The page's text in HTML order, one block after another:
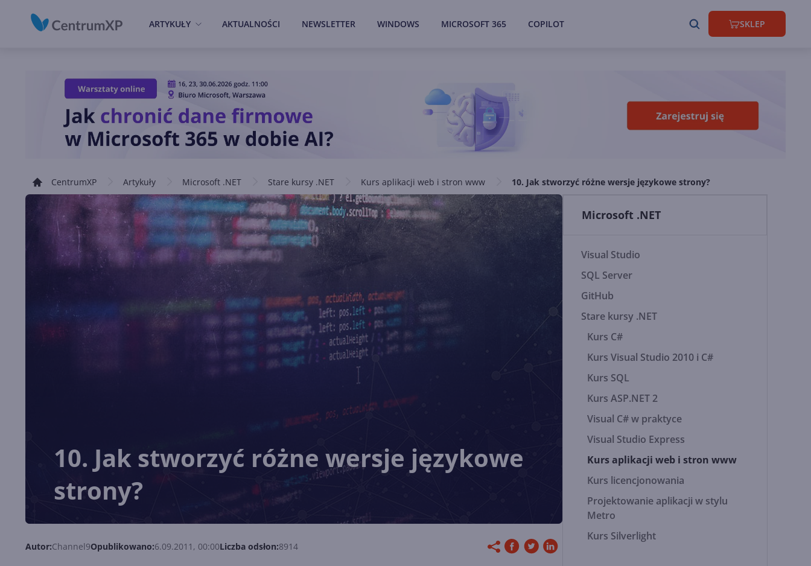
ARTYKUŁY AKTUALNOŚCI NEWSLETTER WINDOWS MICROSOFT 365 COPILOT SKLEP
CentrumXP Artykuły Microsoft .NET Stare kursy .NET Kurs aplikacji web i stron www 10. Jak stworzyć różne wersje językowe strony?
10. Jak stworzyć różne wersje językowe
strony?
Autor:Channel9Opublikowano:6.09.2011, 00:00Liczba odsłon:8914
Microsoft .NET
Visual Studio
SQL Server
GitHub
Stare kursy .NET
Kurs C#
Kurs Visual Studio 2010 i C#
Kurs SQL
Kurs ASP.NET 2
Visual C# w praktyce
Visual Studio Express
Kurs aplikacji web i stron www
Kurs licencjonowania
Projektowanie aplikacji w stylu
Metro
Kurs Silverlight